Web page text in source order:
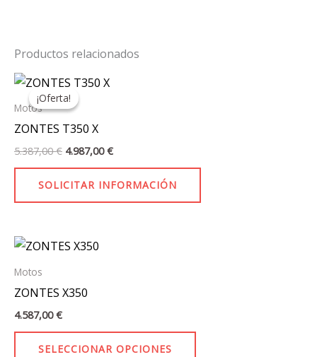
Productos relacionados
¡Oferta!
¡Oferta!
Motos
ZONTES T350 X
5.387,00€
El
precio
original
era:
5.387,00 €.
4.987,00€
SOLICITAR INFORMACIÓN
Motos
ZONTES X350
4.587,00€
SELECCIONAR OPCIONES